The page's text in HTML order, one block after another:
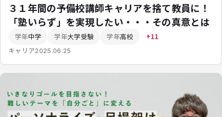
３１年間の予備校講師キャリアを捨て教員に！
「塾いらず」を実現したい・・・その真意とは
学年中学 学年大学受験 学年高校 +11
キャリア2025.06.25